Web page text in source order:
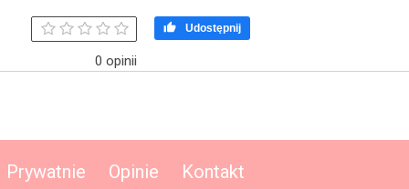
0 opinii
 Udostępnij
Prywatnie Opinie Kontakt